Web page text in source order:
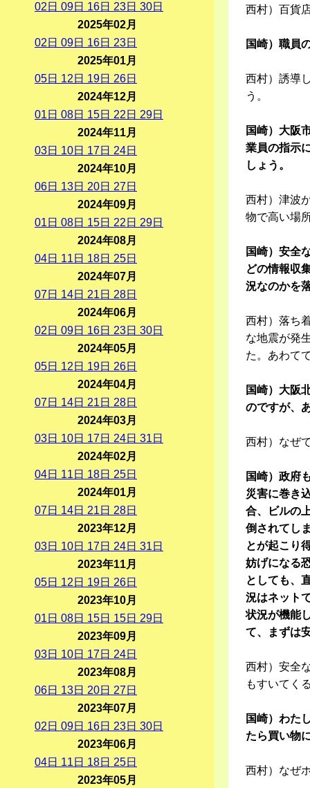
西村）百貨
国崎）職員
西村）誘導
う。
国崎）大阪
業員の指示
しょう。
西村）津波
物で高い場
国崎）安全
どの情報収
況なのかを
西村）落ち
な地震が発
た。あわて
国崎）大阪
のですが、
西村）なぜ
国崎）政府
災害に巻き
合、ビルの
倒されてし
とが起こり
妨げになる
としても、
況はネット
状況が機能
て、まずは
西村）安全
もすいてく
国崎）わた
たら買い物
西村）なぜ
02 日 09日 16日 23日 30日
2025年02月
02 日 09日 16日 23日
2025年01月
05日 12 日 19日 26日
2024年12月
01 日 08日 15日 22 日 29日
2024年11月
03日 10日 17日 24日
2024年10月
06日 13日 20日 27日
2024年09月
01 日 08日 15日 22 日 29日
2024年08月
04日 11 日 18日 25日
2024年07月
07日 14日 21 日 28日
2024年06月
02 日 09日 16日 23日 30日
2024年05月
05日 12 日 19日 26日
2024年04月
07日 14日 21 日 28日
2024年03月
03日 10日 17日 24日 31 日
2024年02月
04日 11 日 18日 25日
2024年01月
07日 14日 21 日 28日
2023年12月
03日 10日 17日 24日 31 日
2023年11月
05日 12 日 19日 26日
2023年10月
01 日 08日 15日 15日 29日
2023年09月
03日 10日 17日 24日
2023年08月
06日 13日 20日 27日
2023年07月
02 日 09日 16日 23日 30日
2023年06月
04日 11 日 18日 25日
2023年05月